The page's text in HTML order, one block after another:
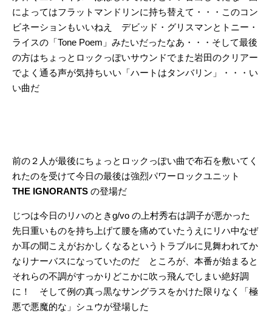
によってはフラットマンドリンに持ち替えて・・・このコン
ビネーションもいいねえ デビッド・グリスマンとトニー・
ライスの「Tone Poem」みたいだったなあ・・・そして最後
の方はちょっとロックっぽいサウンドでまた岩田のクリアー
でよく通る声が気持ちいい「ハートはタンバリン」・・・い
い曲だ
前の２人が最後にちょっとロックっぽい曲で布石を敷いてく
れたのを受けて今日の最後は強烈パワーロックユニット
THE IGNORANTS の登場だ
じつは今日のリハのときg/vo の上村秀右は調子が悪かった
先日重いものを持ち上げて腰を痛めていたうえにリハ中なぜ
か耳の聞こえがおかしくなるというトラブルに見舞われてか
なりナーバスになっていたのだ ところが、本番が始まると
それらの不調がすっかりどこかに吹っ飛んでしまい絶好調
に！ そして例の真っ黒なサングラスをかけた限りなく「極
悪で悪魔的な」シュウが登場した